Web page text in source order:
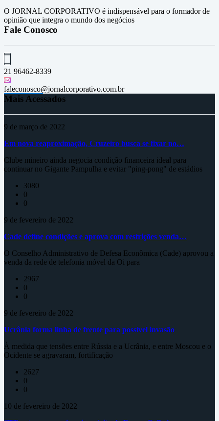
O JORNAL CORPORATIVO é indispensável para o formador de
opinião que integra o mundo dos negócios
Fale Conosco
21 96462-8339
faleconosco@jornalcorporativo.com.br
Mais Acessados
9 de março de 2022
Em nova reaproximação, Cruzeiro busca se fixar no…
Clube mineiro ainda negocia condição financeira ideal para
continuar no Gigante Pampulha e evitar "ping-pong" de estádios
3080
0
0
9 de fevereiro de 2022
Cade define condições e aprova com restrições venda…
O Conselho Administrativo de Defesa Econômica (Cade) aprovou a
venda da rede de telefonia móvel da Oi para
2967
0
0
9 de fevereiro de 2022
Ucrânia forma linha de frente para possível invasão
À medida que tensões entre Rússia e a Ucrânia, e entre Moscou e o
Ocidente se agravaram, fortificação
2627
0
0
10 de fevereiro de 2022